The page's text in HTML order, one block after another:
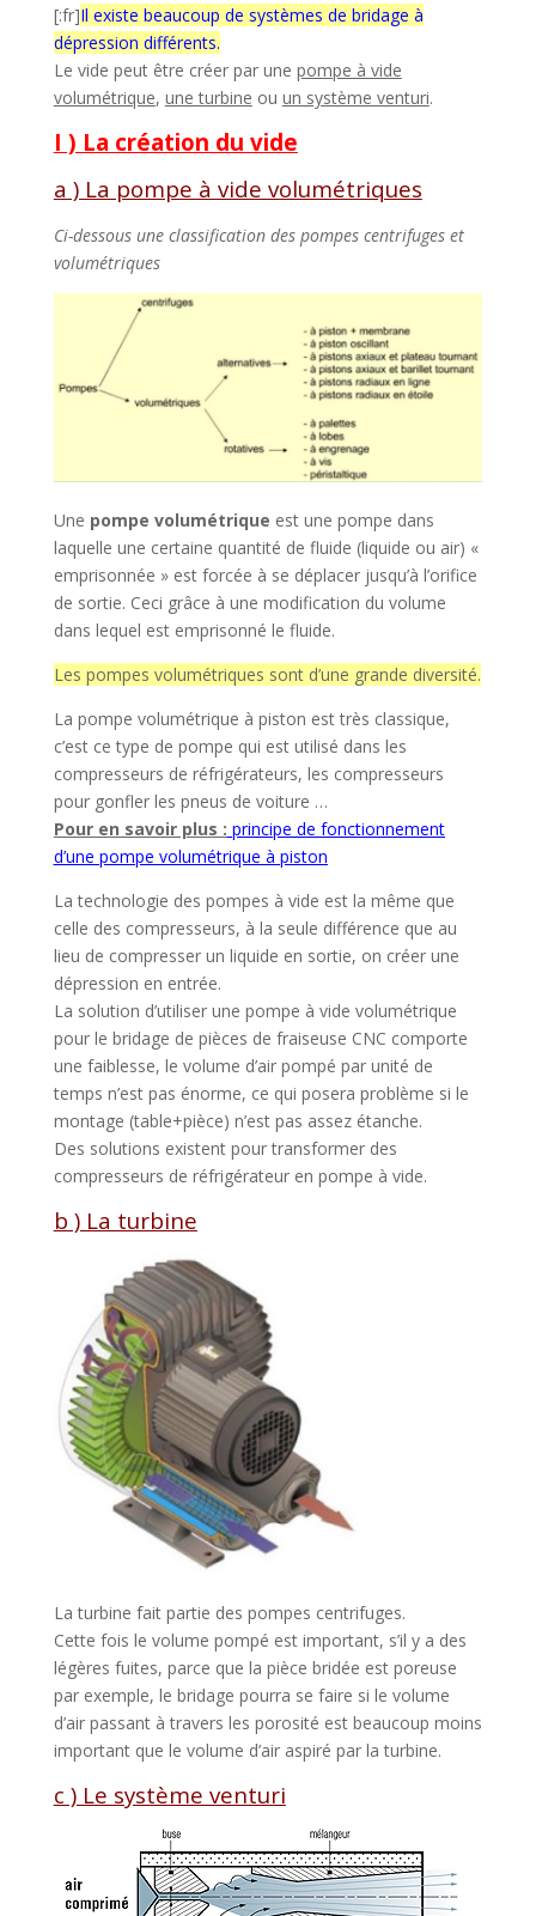
[:fr]Il existe beaucoup de systèmes de bridage à
dépression différents.
Le vide peut être créer par une pompe à vide
volumétrique, une turbine ou un système venturi.
I ) La création du vide
a ) La pompe à vide volumétriques
Ci-dessous une classification des pompes centrifuges et
volumétriques
Une pompe volumétrique est une pompe dans
laquelle une certaine quantité de fluide (liquide ou air) «
emprisonnée » est forcée à se déplacer jusqu’à l’orifice
de sortie. Ceci grâce à une modification du volume
dans lequel est emprisonné le fluide.
Les pompes volumétriques sont d’une grande diversité.
La pompe volumétrique à piston est très classique,
c’est ce type de pompe qui est utilisé dans les
compresseurs de réfrigérateurs, les compresseurs
pour gonfler les pneus de voiture …
Pour en savoir plus : principe de fonctionnement
d’une pompe volumétrique à piston
La technologie des pompes à vide est la même que
celle des compresseurs, à la seule différence que au
lieu de compresser un liquide en sortie, on créer une
dépression en entrée.
La solution d’utiliser une pompe à vide volumétrique
pour le bridage de pièces de fraiseuse CNC comporte
une faiblesse, le volume d’air pompé par unité de
temps n’est pas énorme, ce qui posera problème si le
montage (table+pièce) n’est pas assez étanche.
Des solutions existent pour transformer des
compresseurs de réfrigérateur en pompe à vide.
b ) La turbine
La turbine fait partie des pompes centrifuges.
Cette fois le volume pompé est important, s’il y a des
légères fuites, parce que la pièce bridée est poreuse
par exemple, le bridage pourra se faire si le volume
d’air passant à travers les porosité est beaucoup moins
important que le volume d’air aspiré par la turbine.
c ) Le système venturi